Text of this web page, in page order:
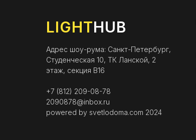
LIGHTHUB
Адрес шоу-рума: Санкт-Петербург,
Студенческая 10, ТК Ланской, 2
этаж, секция B16
+7 (812) 209-08-78
2090878@inbox.ru
powered by svetlodoma.com 2024